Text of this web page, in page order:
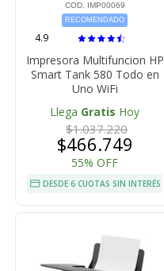
COD. IMP00069
RECOMENDADO
4.9
Impresora Multifuncion HP
Smart Tank 580 Todo en
Uno WiFi
Llega Gratis Hoy
$1.037.220
$466.749
55% OFF
DESDE 6 CUOTAS SIN INTERÉS